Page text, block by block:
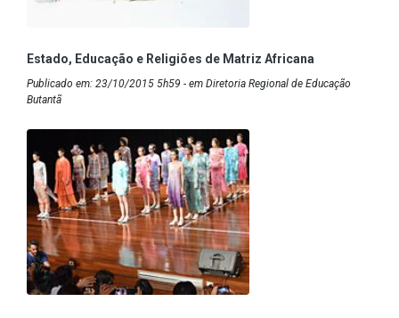
Estado, Educação e Religiões de Matriz Africana
Publicado em: 23/10/2015 5h59 - em Diretoria Regional de Educação
Butantã